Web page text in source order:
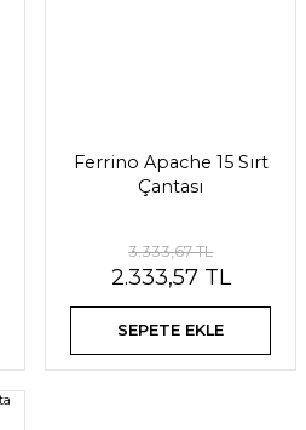
Ferrino Apache 15 Sırt
Çantası
3.333,67 TL
2.333,57 TL
SEPETE EKLE